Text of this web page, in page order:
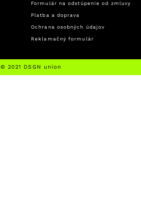
Formulár na odstúpenie od zmluvy
Platba a doprava
Ochrana osobných údajov
Reklamačný formulár
© 2021 DSGN union